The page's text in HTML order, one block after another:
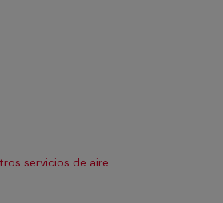
servicios de aire